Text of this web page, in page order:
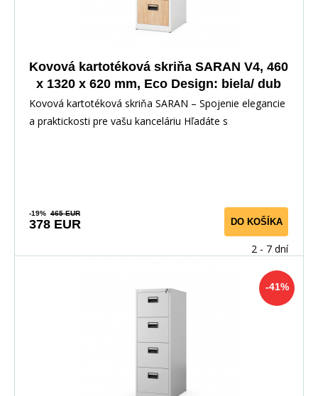
Kovová kartotéková skriňa SARAN V4, 460
x 1320 x 620 mm, Eco Design: biela/ dub
sonoma
Kovová kartotéková skriňa SARAN – Spojenie elegancie
a praktickosti pre vašu kanceláriu Hľadáte s
-19% 465 EUR
378 EUR DO KOŠÍKA
2 - 7 dní
-41%